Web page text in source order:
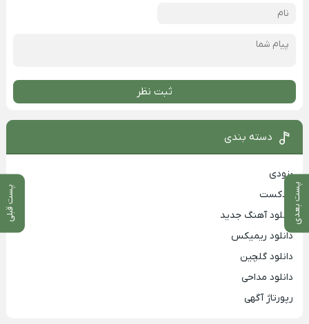
پست بعدی پست قبلی
ثبت نظر
دسته بندی
بزودی
پادکست
دانلود آهنگ جدید
دانلود ریمیکس
دانلود گلچین
دانلود مداحی
رپورتاژ آگهی